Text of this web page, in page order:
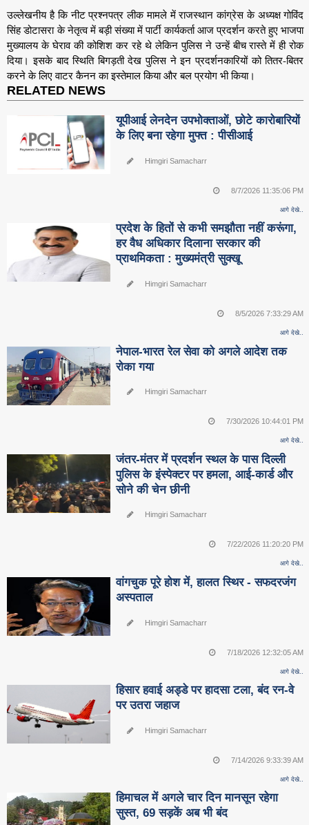
उल्लेखनीय है कि नीट प्रश्नपत्र लीक मामले में राजस्थान कांग्रेस के अध्यक्ष गोविंद
सिंह डोटासरा के नेतृत्व में बड़ी संख्या में पार्टी कार्यकर्ता आज प्रदर्शन करते हुए भाजपा
मुख्यालय के घेराव की कोशिश कर रहे थे लेकिन पुलिस ने उन्हें बीच रास्ते में ही रोक
दिया। इसके बाद स्थिति बिगड़ती देख पुलिस ने इन प्रदर्शनकारियों को तितर-बितर
करने के लिए वाटर कैनन का इस्तेमाल किया और बल प्रयोग भी किया।
RELATED NEWS
यूपीआई लेनदेन उपभोक्ताओं, छोटे कारोबारियों
के लिए बना रहेगा मुफ्त : पीसीआई
Himgiri Samacharr
8/7/2026 11:35:06 PM
आगे देखे..
प्रदेश के हितों से कभी समझौता नहीं करूंगा,
हर वैध अधिकार दिलाना सरकार की
प्राथमिकता : मुख्यमंत्री सुक्खू
Himgiri Samacharr
8/5/2026 7:33:29 AM
आगे देखे..
नेपाल-भारत रेल सेवा को अगले आदेश तक
रोका गया
Himgiri Samacharr
7/30/2026 10:44:01 PM
आगे देखे..
जंतर-मंतर में प्रदर्शन स्थल के पास दिल्ली
पुलिस के इंस्पेक्टर पर हमला, आई-कार्ड और
सोने की चेन छीनी
Himgiri Samacharr
7/22/2026 11:20:20 PM
आगे देखे..
वांगचुक पूरे होश में, हालत स्थिर - सफदरजंग
अस्पताल
Himgiri Samacharr
7/18/2026 12:32:05 AM
आगे देखे..
हिसार हवाई अड्डे पर हादसा टला, बंद रन-वे
पर उतरा जहाज
Himgiri Samacharr
7/14/2026 9:33:39 AM
आगे देखे..
हिमाचल में अगले चार दिन मानसून रहेगा
सुस्त, 69 सड़कें अब भी बंद